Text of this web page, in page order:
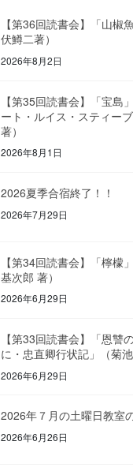
【第36回読書会】「山椒
伏鱒二著）
2026年8月2日
【第35回読書会】「宝島
ート・ルイス・スティー
著）
2026年8月1日
2026夏季合宿終了！！
2026年7月29日
【第34回読書会】「檸檬
基次郎 著）
2026年6月29日
【第33回読書会】「恩讐
に・忠直卿行状記」（菊池
2026年6月29日
2026年７月の土曜日教室
2026年6月26日